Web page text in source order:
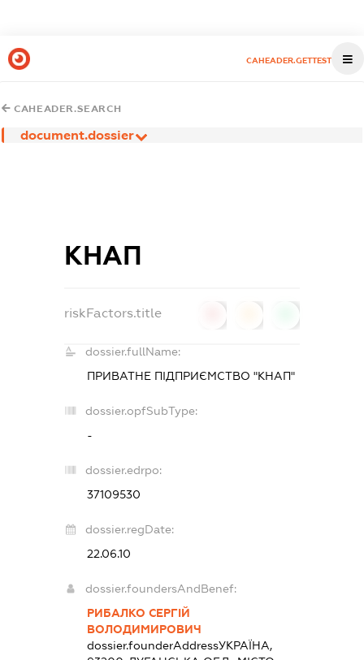
CAHEADER.GETTEST
CAHEADER.SEARCH
document.dossier
КНАП
riskFactors.title
dossier.fullName:
ПРИВАТНЕ ПІДПРИЄМСТВО "КНАП"
dossier.opfSubType:
-
dossier.edrpo:
37109530
dossier.regDate:
22.06.10
dossier.foundersAndBenef:
РИБАЛКО СЕРГІЙ
ВОЛОДИМИРОВИЧ
dossier.founderAddressУКРАЇНА,